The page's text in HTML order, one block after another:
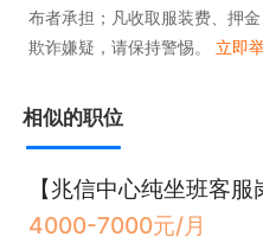
布者承担；凡收取服装费、押
欺诈嫌疑，请保持警惕。 立即
相似的职位
【兆信中心纯坐班客服
4000-7000元/月